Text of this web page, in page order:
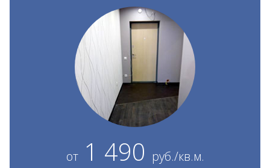
от1 490 руб./кв.м.